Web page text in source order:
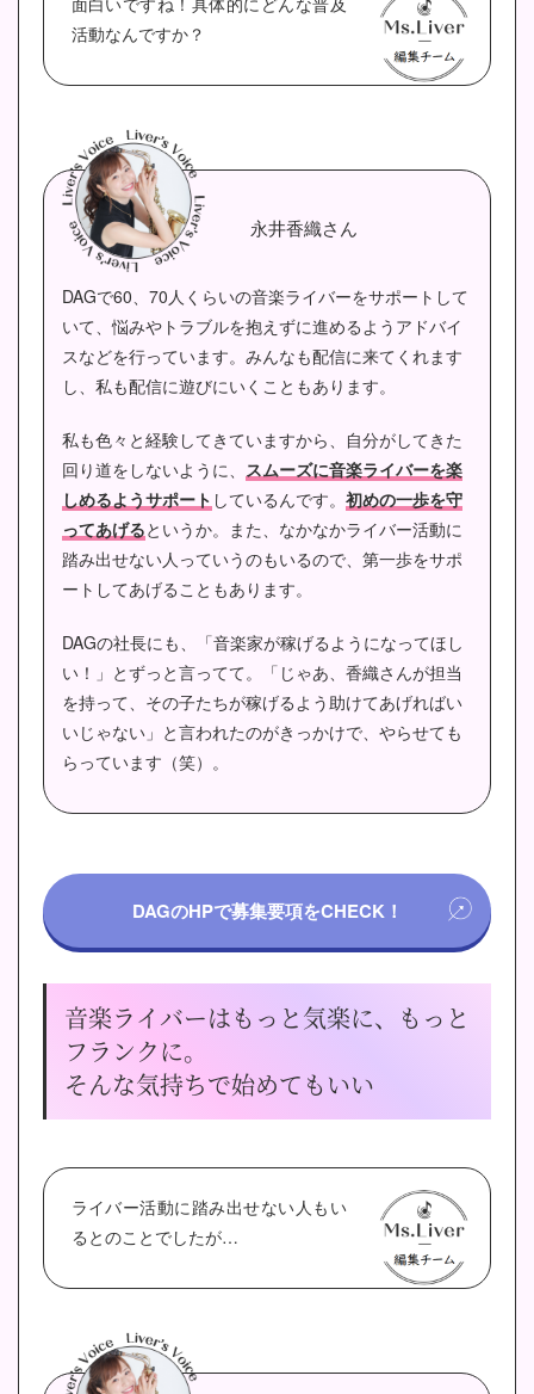
活動なんですか？
永井香織さん
DAGで60、70人くらいの音楽ライバーをサポートして
いて、悩みやトラブルを抱えずに進めるようアドバイ
スなどを行っています。みんなも配信に来てくれます
し、私も配信に遊びにいくこともあります。
私も色々と経験してきていますから、自分がしてきた
回り道をしないように、 スムーズに音楽ライバーを楽
しめるようサポート しているんです。 初めの一歩を守
ってあげるというか。また、なかなかライバー活動に
踏み出せない人っていうのもいるので、第一歩をサポ
ートしてあげることもあります。
DAGの社長にも、「音楽家が稼げるようになってほし
い！」とずっと言ってて。
「じゃあ、香織さんが担当
を持って、その子たちが稼げるよう助けてあげればい
いじゃない」と言われたのがきっかけで、やらせても
らっています（笑）。
DAGのHPで募集要項をCHECK！
音楽ライバーはもっと気楽に、もっと
フランクに。
そんな気持ちで始めてもいい
ライバー活動に踏み出せない人もい
るとのことでしたが…